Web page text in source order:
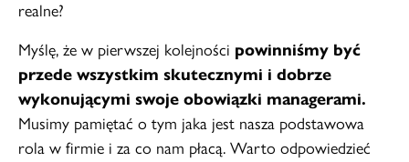
realne?
Myślę, że w pierwszej kolejności powinniśmy być
przede wszystkim skutecznymi i dobrze
wykonującymi swoje obowiązki managerami.
Musimy pamiętać o tym jaka jest nasza podstawowa
rola w firmie i za co nam płacą. Warto odpowiedzieć